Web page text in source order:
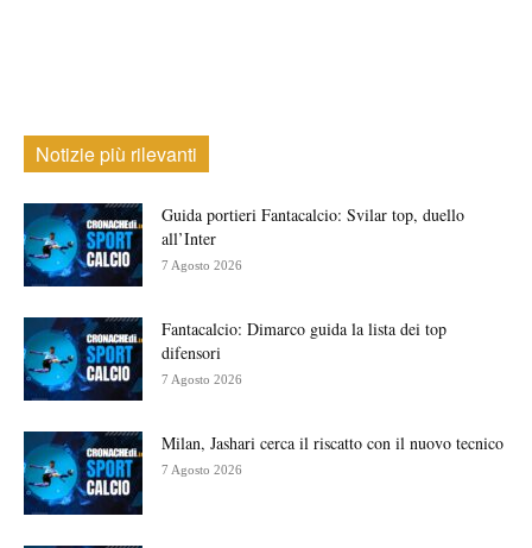
Notizie più rilevanti
Guida portieri Fantacalcio: Svilar top, duello
all’Inter
7 Agosto 2026
Fantacalcio: Dimarco guida la lista dei top
difensori
7 Agosto 2026
Milan, Jashari cerca il riscatto con il nuovo tecnico
7 Agosto 2026